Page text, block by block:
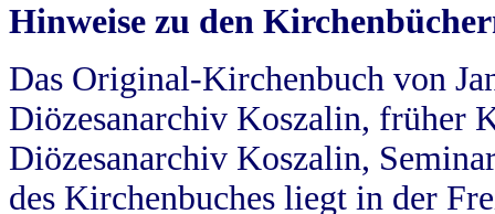
Hinweise zu den
Das Original-Kirchenbuch von
Diözesanarchiv Koszalin, früher
Diözesanarchiv Koszalin,
des Kirchenbuches liegt in der